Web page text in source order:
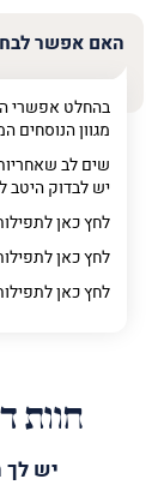
האם אפשר
בהחלט אפשרי
מגוון הנוסחים
שים לב
יש לבדוק היטב
לחץ כאן
לחץ כאן
לחץ כאן
חוות
יש לך